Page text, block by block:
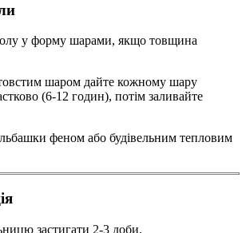
у форму шарами, якщо товщина
шаром дайте кожному шару
(6-12 годин), потім заливайте
феном або будівельним тепловим
застигати 2-3 доби.